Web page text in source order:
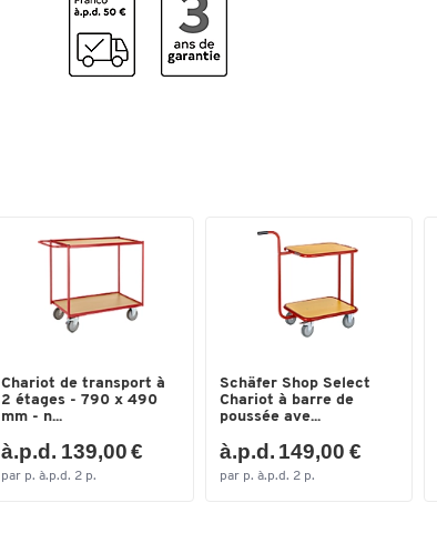
Largeur extérieure (mm)
Livraison
Poids (kg) 18
avec blocage/2 roues
fixes
matériaux
Coloris chrome
Chariot de transport à
2 étages - 790 x 490
mm - n...
à.p.d. 139,00 €
par p. à.p.d. 2 p.
Schäfer Shop Select
Chariot à barre de
poussée ave...
à.p.d. 149,00 €
par p. à.p.d. 2 p.